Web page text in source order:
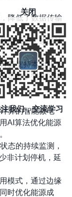
降低了数据传输
情况下，边缘计
算支持本地能源
足的小型社区建
算的智能微电
AI算法优化能源
态的持续监测，
非计划停机，延
模式，通过边缘
时优化能源成
关闭
我们，交流学习